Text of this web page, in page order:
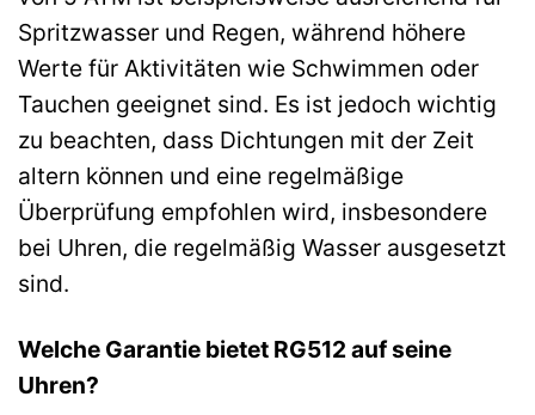
Spritzwasser und Regen, während höhere
Werte für Aktivitäten wie Schwimmen oder
Tauchen geeignet sind. Es ist jedoch wichtig
zu beachten, dass Dichtungen mit der Zeit
altern können und eine regelmäßige
Überprüfung empfohlen wird, insbesondere
bei Uhren, die regelmäßig Wasser ausgesetzt
sind.
Welche Garantie bietet RG512 auf seine
Uhren?